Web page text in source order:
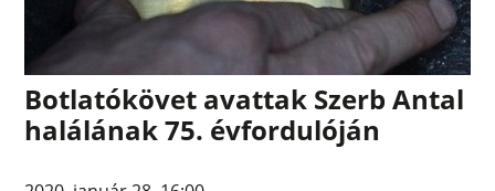
Botlatókövet avattak Szerb Antal
halálának 75. évfordulóján